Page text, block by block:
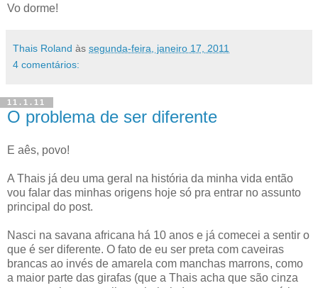
Vo dorme!
Thais Roland às segunda-feira, janeiro 17, 2011
4 comentários:
11.1.11
O problema de ser diferente
E aês, povo!
A Thais já deu uma geral na história da minha vida então
vou falar das minhas origens hoje só pra entrar no assunto
principal do post.
Nasci na savana africana há 10 anos e já comecei a sentir o
que é ser diferente. O fato de eu ser preta com caveiras
brancas ao invés de amarela com manchas marrons, como
a maior parte das girafas (que a Thais acha que são cinza